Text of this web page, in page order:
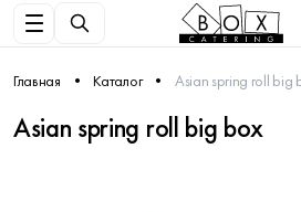
Главная Каталог Asian spring roll big
Asian spring roll big box